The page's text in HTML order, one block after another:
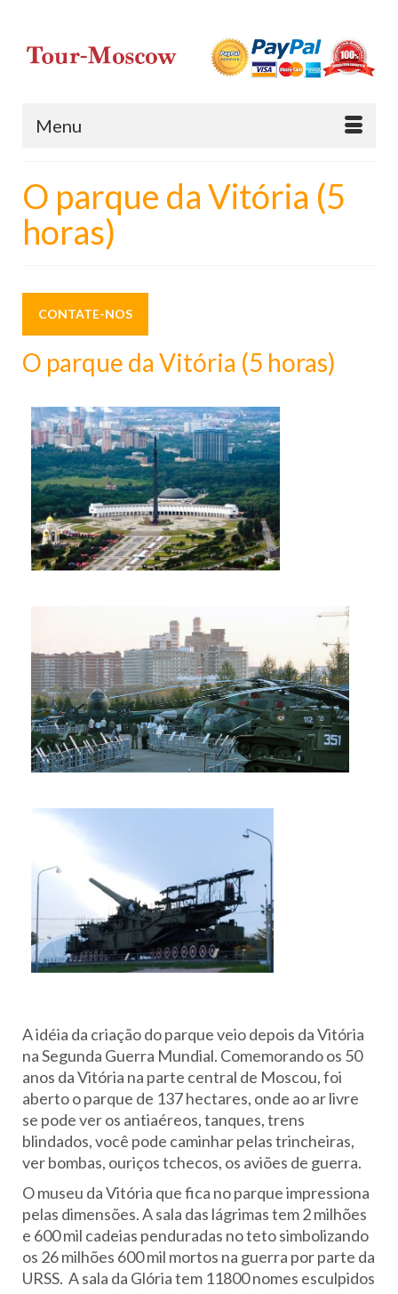
Menu
O parque da Vitória (5
horas)
CONTATE-NOS
O parque da Vitória (5 horas)
A idéia da criação do parque veio depois da Vitória
na Segunda Guerra Mundial. Comemorando os 50
anos da Vitória na parte central de Moscou, foi
aberto o parque de 137 hectares, onde ao ar livre
se pode ver os antiaéreos, tanques, trens
blindados, você pode caminhar pelas trincheiras,
ver bombas, ouriços tchecos, os aviões de guerra.
O museu da Vitória que fica no parque impressiona
pelas dimensões. A sala das lágrimas tem 2 milhões
e 600 mil cadeias penduradas no teto simbolizando
os 26 milhões 600 mil mortos na guerra por parte da
URSS. A sala da Glória tem 11800 nomes esculpidos